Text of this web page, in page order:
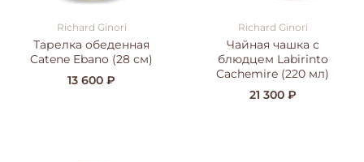
Richard Ginori
Тарелка обеденная
Catene Ebano (28 см)
13 600 ₽
Richard Ginori
Чайная чашка с
блюдцем Labirinto
Cachemire (220 мл)
21 300 ₽